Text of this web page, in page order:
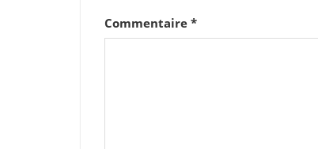
Commentaire *